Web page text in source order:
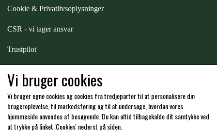
STAR TACK
TIMER GPS
TKO
Cookie & Privatlivsoplysninger
CSR - vi tager ansvar
Trustpilot
Hos os kan du betale med:
Vi bruger cookies
Vi bruger egne cookies og cookies fra tredjeparter til at personalisere din
brugeroplevelse, til markedsføring og til at undersøge, hvordan vores
hjemmeside anvendes af besøgende. Du kan altid tilbagekalde dit samtykke ved
at trykke på linket 'Cookies' nederst på siden.